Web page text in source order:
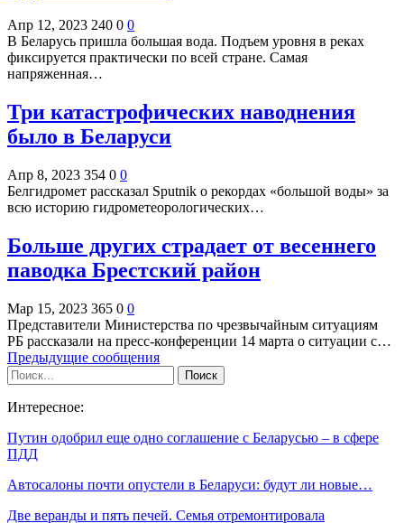
Апр 12, 2023 240 0 0
В Беларусь пришла большая вода. Подъем уровня в реках
фиксируется практически по всей стране. Самая
напряженная…
Три катастрофических наводнения
было в Беларуси
Апр 8, 2023 354 0 0
Белгидромет рассказал Sputnik о рекордах «большой воды» за
всю историю гидрометеорологических…
Больше других страдает от весеннего
паводка Брестский район
Мар 15, 2023 365 0 0
Представители Министерства по чрезвычайным ситуациям
РБ рассказали на пресс-конференции 14 марта о ситуации с…
Предыдущие сообщения
Интересное:
Путин одобрил еще одно соглашение с Беларусью – в сфере
ПДД
Автосалоны почти опустели в Беларуси: будут ли новые…
Две веранды и пять печей. Семья отремонтировала